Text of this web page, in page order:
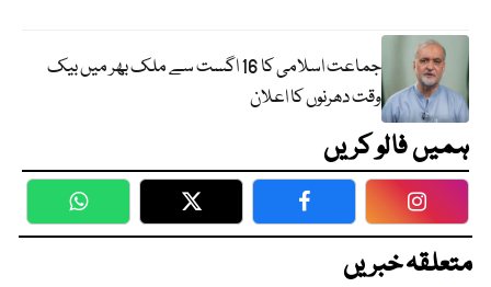
جماعت اسلامی کا 16 اگست سے ملک بھر میں بیک
وقت دھرنوں کا اعلان
ہمیں فالو کریں
WhatsApp Twitter Facebook
متعلقہ خبریں